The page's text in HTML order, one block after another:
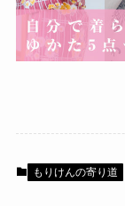
もりけんの寄り道